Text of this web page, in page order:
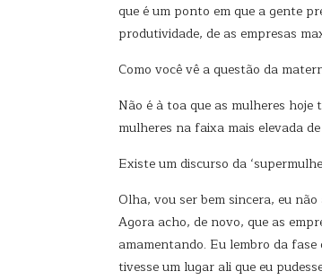
que é um ponto em que a gente
produtividade, de as empresas
Como você vê a questão da
Não é à toa que as mulheres
mulheres na faixa mais elevada
Existe um discurso da
Olha, vou ser bem sincera, eu
Agora acho, de novo, que as
amamentando. Eu lembro da
tivesse um lugar ali que eu